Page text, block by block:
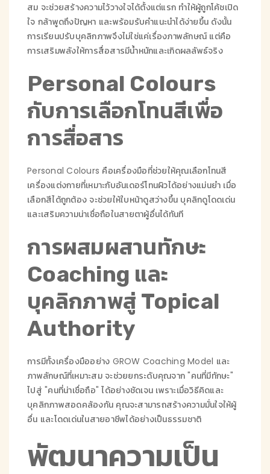
สม จะช่วยสร้างความไว้วางใจได้ตั้งแต่แรก ทำให้ผู้ถูกโค้ชเปิด
ใจ กล้าพูดถึงปัญหา และพร้อมรับคำแนะนำได้ง่ายขึ้น ดังนั้น
การเรียนปรับบุคลิกภาพจึงไม่ใช่แค่เรื่องภาพลักษณ์ แต่คือ
การเสริมพลังให้การสื่อสารมีน้ำหนักและเกิดผลลัพธ์จริง
Personal Colours
กับการเลือกโทนสีเพื่อ
การสื่อสาร
Personal Colours คือเครื่องมือที่ช่วยให้คุณเลือกโทนสี
เครื่องแต่งกายที่เหมาะกับอันเดอร์โทนผิวได้อย่างแม่นยำ เมื่อ
เลือกสีได้ถูกต้อง จะช่วยให้ใบหน้าดูสว่างขึ้น บุคลิกดูโดดเด่น
และเสริมความน่าเชื่อถือในสายตาผู้อื่นได้ทันที
การผสมผสานทักษะ
Coaching และ
บุคลิกภาพสู่ Topical
Authority
การมีทั้งเครื่องมืออย่าง GROW Coaching Model และ
ภาพลักษณ์ที่เหมาะสม จะช่วยยกระดับคุณจาก "คนที่มีทักษะ"
ไปสู่ "คนที่น่าเชื่อถือ" ได้อย่างชัดเจน เพราะเมื่อวิธีคิดและ
บุคลิกภาพสอดคล้องกัน คุณจะสามารถสร้างความมั่นใจให้ผู้
อื่น และโดดเด่นในสายอาชีพได้อย่างเป็นธรรมชาติ
พัฒนาความเป็น